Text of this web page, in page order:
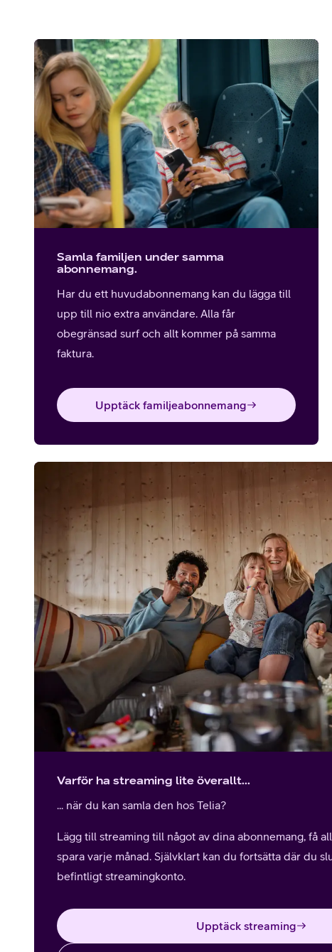
Samla familjen under samma
abonnemang.
Har du ett huvudabonnemang kan du lägga till
upp till nio extra användare. Alla får
obegränsad surf och allt kommer på samma
faktura.
Upptäck familjeabonnemang
Varför ha streaming lite överallt...
... när du kan samla den hos Telia?
Lägg till streaming till något av dina abonnemang, få
spara varje månad. Självklart kan du fortsätta där du
befintligt streamingkonto.
Upptäck streaming